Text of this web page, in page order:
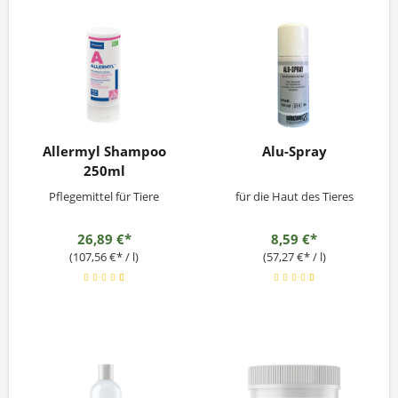
Allermyl Shampoo
250ml
Pflegemittel für Tiere
26,89 €*
(107,56 €* / l)
Alu-Spray
für die Haut des Tieres
8,59 €*
(57,27 €* / l)